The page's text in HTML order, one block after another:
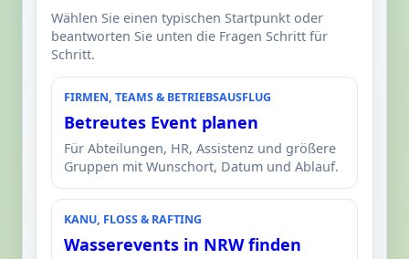
Wählen Sie einen typischen Startpunkt oder
beantworten Sie unten die Fragen Schritt für
Schritt.
FIRMEN, TEAMS & BETRIEBSAUSFLUG
Betreutes Event planen
Für Abteilungen, HR, Assistenz und größere
Gruppen mit Wunschort, Datum und Ablauf.
KANU, FLOSS & RAFTING
Wasserevents in NRW finden